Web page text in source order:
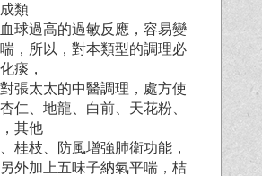
類
球過高的過敏反應，容易變
，所以，對本類型的調理必
痰，
張太太的中醫調理，處方使
仁、地龍、白前、天花粉、
其他
桂枝、防風增強肺衛功能，
外加上五味子納氣平喘，桔